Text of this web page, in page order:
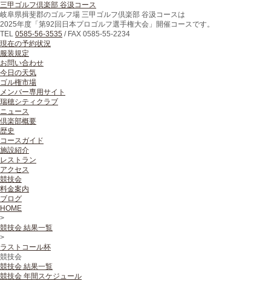
三甲ゴルフ倶楽部 谷汲コース
岐阜県揖斐郡のゴルフ場 三甲ゴルフ倶楽部 谷汲コースは
2025年度「第92回日本プロゴルフ選手権大会」開催コースです。
TEL 0585-56-3535 / FAX 0585-55-2234
現在の予約状況
服装規定
お問い合わせ
今日の天気
ゴル権市場
メンバー専用サイト
瑞穂シティクラブ
ニュース
倶楽部概要
歴史
コースガイド
施設紹介
レストラン
アクセス
競技会
料金案内
ブログ
HOME
>
競技会 結果一覧
>
ラストコール杯
競技会
競技会 結果一覧
競技会 年間スケジュール